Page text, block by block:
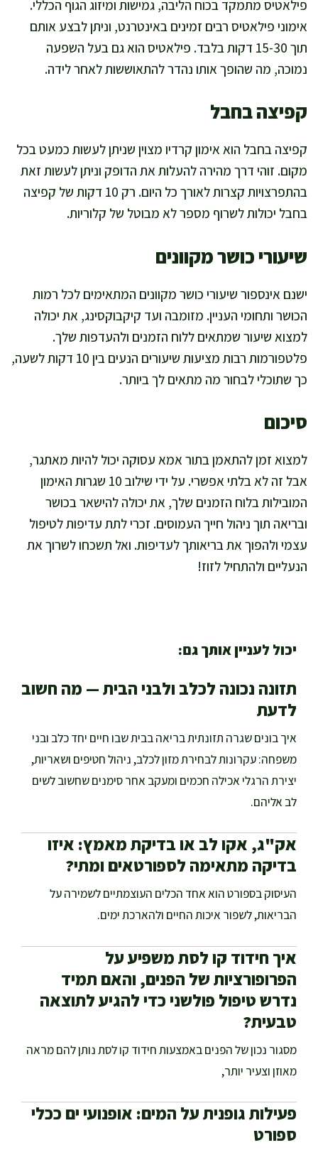
פילאטיס מתמקד בכוח הליבה, גמישות ומיזוג הגוף הכללי.
אימוני פילאטיס רבים זמינים באינטרנט, וניתן לבצע אותם
תוך 15-30 דקות בלבד. פילאטיס הוא גם בעל השפעה
נמוכה, מה שהופך אותו נהדר להתאוששות לאחר לידה.
קפיצה בחבל
קפיצה בחבל הוא אימון קרדיו מצוין שניתן לעשות כמעט בכל
מקום. זוהי דרך מהירה להעלות את הדופק וניתן לעשות זאת
בהתפרצויות קצרות לאורך כל היום. רק 10 דקות של קפיצה
בחבל יכולות לשרוף מספר לא מבוטל של קלוריות.
שיעורי כושר מקוונים
ישנם אינספור שיעורי כושר מקוונים המתאימים לכל רמות
הכושר ותחומי העניין. מזומבה ועד קיקבוקסינג, את יכולה
למצוא שיעור שמתאים ללוח הזמנים ולהעדפות שלך.
פלטפורמות רבות מציעות שיעורים הנעים בין 10 דקות לשעה,
כך שתוכלי לבחור מה מתאים לך ביותר.
סיכום
למצוא זמן להתאמן בתור אמא עסוקה יכול להיות מאתגר,
אבל זה לא בלתי אפשרי. על ידי שילוב 10 שגרות האימון
המובילות בלוח הזמנים שלך, את יכולה להישאר בכושר
ובריאה תוך ניהול חייך העמוסים. זכרי לתת עדיפות לטיפול
עצמי ולהפוך את בריאותך לעדיפות. ואל תשכחו לשרוך את
הנעליים ולהתחיל לזוז!
יכול לעניין אותך גם:
תזונה נכונה לכלב ולבני הבית — מה חשוב
לדעת
איך בונים שגרה תזונתית בריאה בבית שבו חיים יחד כלב ובני
משפחה: עקרונות לבחירת מזון לכלב, ניהול חטיפים ושאריות,
יצירת הרגלי אכילה חכמים ומעקב אחר סימנים שחשוב לשים
לב אליהם.
אק"ג, אקו לב או בדיקת מאמץ: איזו
בדיקה מתאימה לספורטאים ומתי?
העיסוק בספורט הוא אחד הכלים העוצמתיים לשמירה על
הבריאות, לשפור איכות החיים ולהארכת ימים.
איך חידוד קו לסת משפיע על
הפרופורציות של הפנים, והאם תמיד
נדרש טיפול פולשני כדי להגיע לתוצאה
טבעית?
מסגור נכון של הפנים באמצעות חידוד קו לסת נותן להם מראה
מאוזן וצעיר יותר,
פעילות גופנית על המים: אופנועי ים ככלי
ספורט